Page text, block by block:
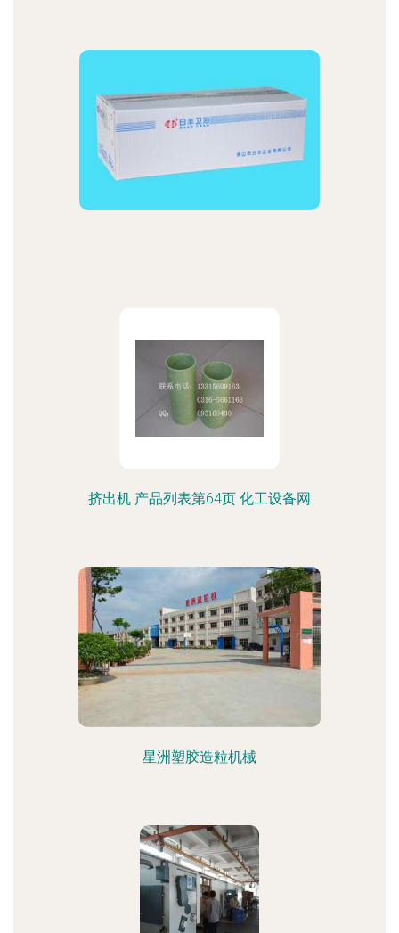
挤出机 产品列表第64页 化工设备网
星洲塑胶造粒机械